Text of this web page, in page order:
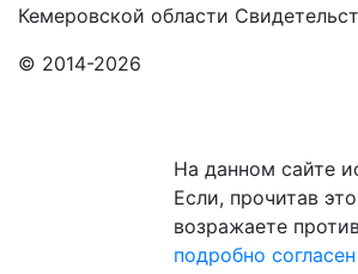
Кемеровской области
© 2014-2026
На данном сайте
Если, прочитав
возражаете
подробно согласен